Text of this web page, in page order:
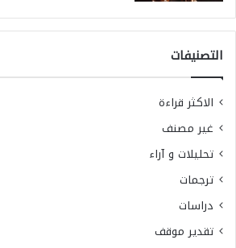
التصنيفات
الاكثر قراءة
غير مصنف
تحليلات و آراء
ترجمات
دراسات
تقدير موقف